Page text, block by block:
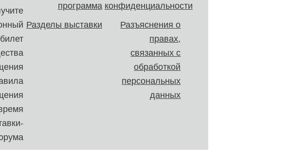
билет
программа
Разделы выставки
конфиденциальности
Разъяснения о
правах,
связанных с
обработкой
персональных
данных